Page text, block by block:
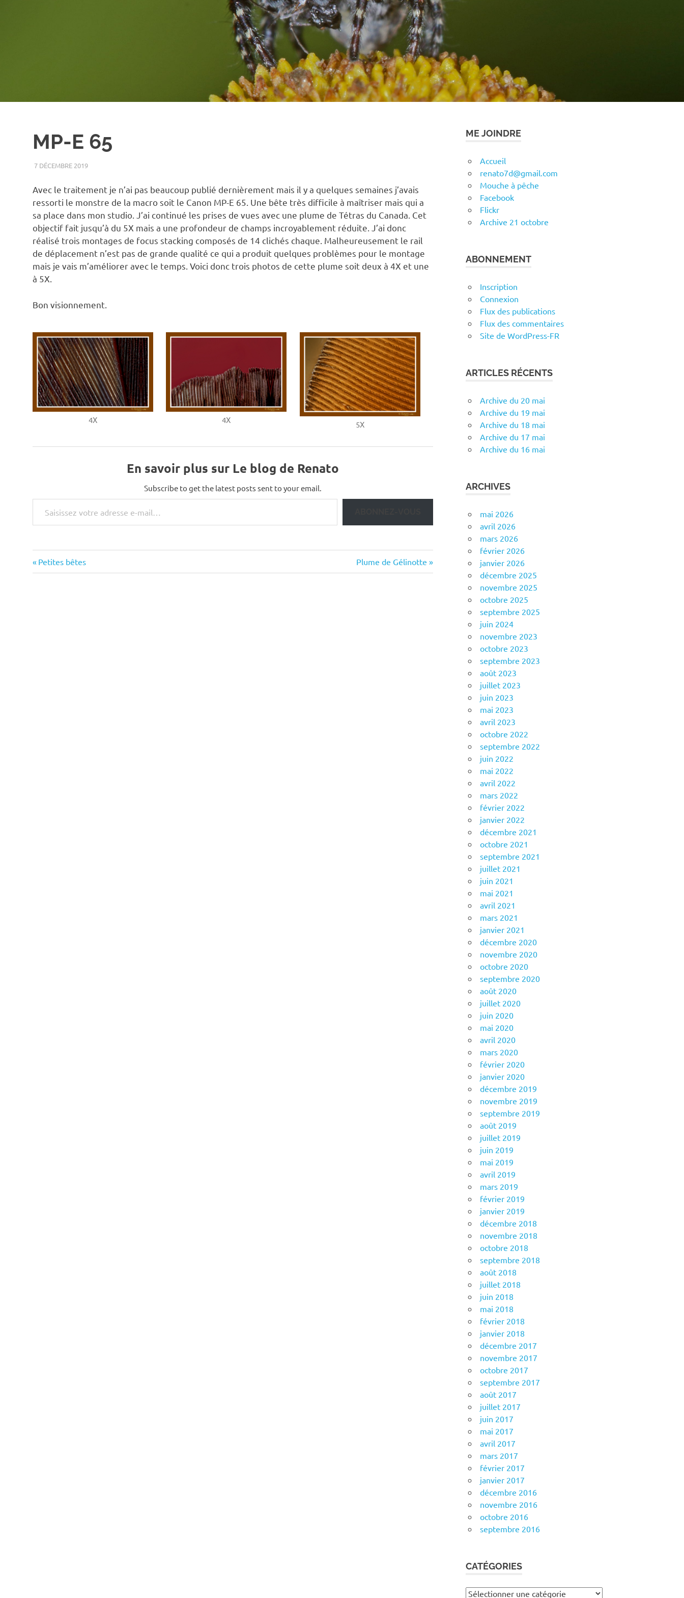
MP-E 65
7 DÉCEMBRE 2019RENATO
MACRO
Avec le traitement je n’ai pas beaucoup publié dernièrement mais il y a quelques semaines j’avais
ressorti le monstre de la macro soit le Canon MP-E 65. Une bête très difficile à maîtriser mais qui a
sa place dans mon studio. J’ai continué les prises de vues avec une plume de Tétras du Canada. Cet
objectif fait jusqu’à du 5X mais a une profondeur de champs incroyablement réduite. J’ai donc
réalisé trois montages de focus stacking composés de 14 clichés chaque. Malheureusement le rail
de déplacement n’est pas de grande qualité ce qui a produit quelques problèmes pour le montage
mais je vais m’améliorer avec le temps. Voici donc trois photos de cette plume soit deux à 4X et une
à 5X.
Bon visionnement.
4X 4X 5X
En savoir plus sur Le blog de Renato
Subscribe to get the latest posts sent to your email.
Saisissez votre adresse e-mail…
Navigation
Previous
Post:
Petites bêtes
Next
Post:
Plume de Gélinotte
ME JOINDRE
Accueil
renato7d@gmail.com
Mouche à pêche
Facebook
Flickr
Archive 21 octobre
ABONNEMENT
Inscription
Connexion
Flux des publications
Flux des commentaires
Site de WordPress-FR
ARTICLES RÉCENTS
Archive du 20 mai
Archive du 19 mai
Archive du 18 mai
Archive du 17 mai
Archive du 16 mai
ARCHIVES
mai 2026
avril 2026
mars 2026
février 2026
janvier 2026
décembre 2025
novembre 2025
octobre 2025
septembre 2025
juin 2024
novembre 2023
octobre 2023
septembre 2023
août 2023
juillet 2023
juin 2023
mai 2023
avril 2023
octobre 2022
septembre 2022
juin 2022
mai 2022
avril 2022
mars 2022
février 2022
janvier 2022
décembre 2021
octobre 2021
septembre 2021
juillet 2021
juin 2021
mai 2021
avril 2021
mars 2021
janvier 2021
décembre 2020
novembre 2020
octobre 2020
septembre 2020
août 2020
juillet 2020
juin 2020
mai 2020
avril 2020
mars 2020
février 2020
janvier 2020
décembre 2019
novembre 2019
septembre 2019
août 2019
juillet 2019
juin 2019
mai 2019
avril 2019
mars 2019
février 2019
janvier 2019
décembre 2018
novembre 2018
octobre 2018
septembre 2018
août 2018
juillet 2018
juin 2018
mai 2018
février 2018
janvier 2018
décembre 2017
novembre 2017
octobre 2017
septembre 2017
août 2017
juillet 2017
juin 2017
mai 2017
avril 2017
mars 2017
février 2017
janvier 2017
décembre 2016
novembre 2016
octobre 2016
septembre 2016
CATÉGORIES
Catégories